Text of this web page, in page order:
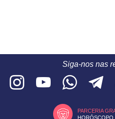
Siga-nos nas
PARCERIA
HORÓSCOPO